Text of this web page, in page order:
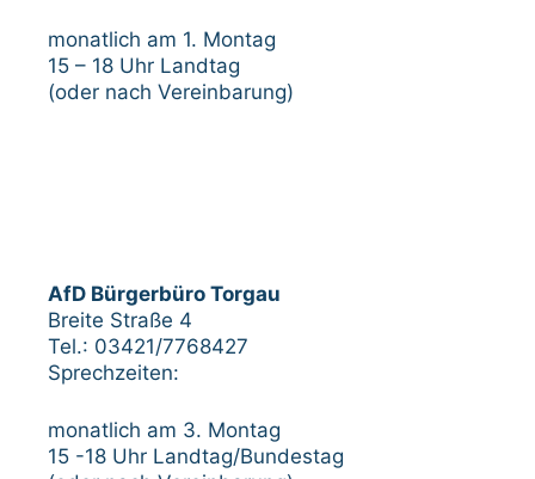
monatlich am 1. Montag
15 – 18 Uhr Landtag
(oder nach Vereinbarung)
AfD Bürgerbüro Torgau
Breite Straße 4
Tel.: 03421/7768427
Sprechzeiten:
monatlich am 3. Montag
15 -18 Uhr Landtag/Bundestag